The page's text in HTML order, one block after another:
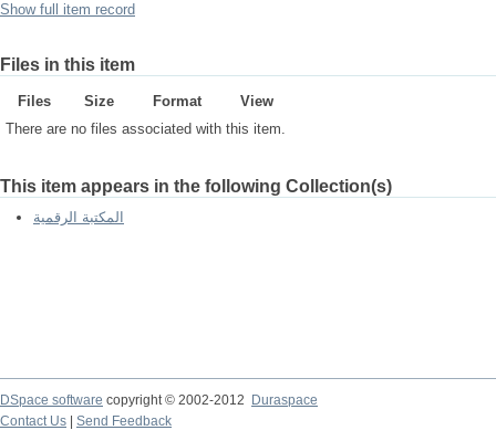
Show full item record
Files in this item
Files Size Format
View
There are no files associated with this item.
This item appears in the following Collection(s)
المكتبة الرقمية
DSpace software copyright © 2002-2012
Duraspace
Contact Us
Send Feedback